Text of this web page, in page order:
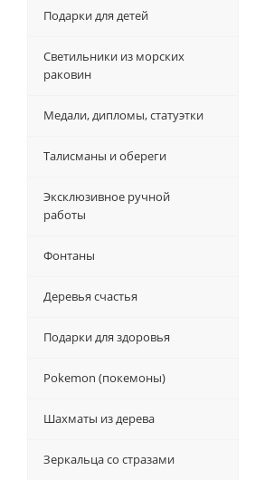
Подарки для детей
Светильники из морских
раковин
Медали, дипломы, статуэтки
Талисманы и обереги
Эксклюзивное ручной
работы
Фонтаны
Деревья счастья
Подарки для здоровья
Pokemon (покемоны)
Шахматы из дерева
Зеркальца со стразами